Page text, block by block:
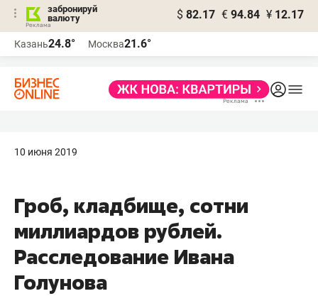
забронируй
валюту
$ 82.17 € 94.84 ¥ 12.17
Казань24.8° Москва21.6°
10 июня 2019
Гроб, кладбище, сотни
миллиардов рублей.
Расследование Ивана
Голунова